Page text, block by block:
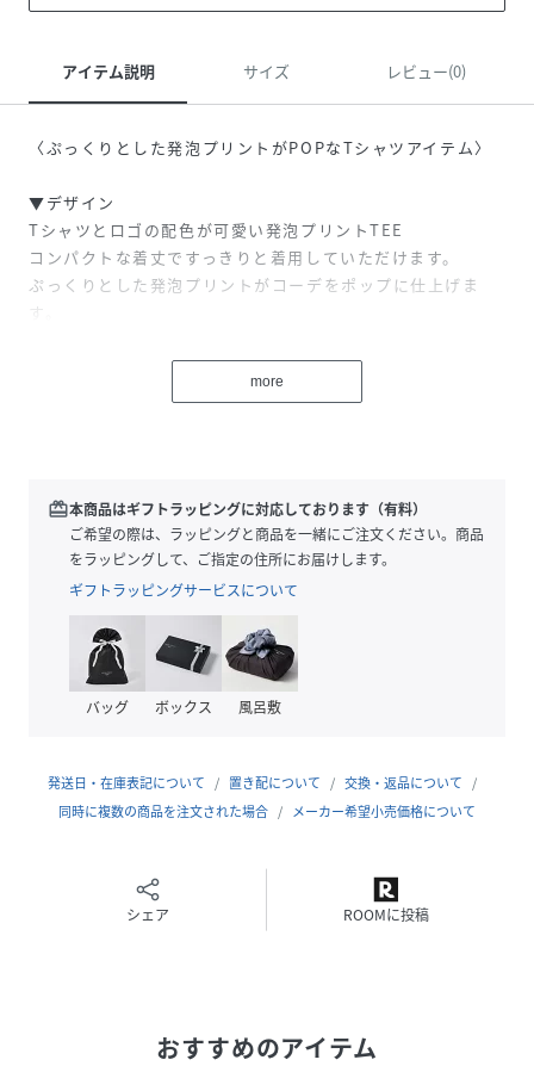
アイテム説明 サイズ レビュー(0)
〈ぷっくりとした発泡プリントがPOPなTシャツアイテム〉
▼デザイン
Tシャツとロゴの配色が可愛い発泡プリントTEE
コンパクトな着丈ですっきりと着用していただけます。
ぷっくりとした発泡プリントがコーデをポップに仕上げま
す。
------------------------------
生地感：普通
伸縮性：ある
透け感：なし
裏地：なし
------------------------------
自分らしい“ベーシックアイテム”と
新しい自分の”トレンドアイテム”が
女性のためのブランド
※撮影環境やモニター環境によって実際の商品とお色味が
more
redeem本商品はギフトラッピングに対応しております（有料）
ご希望の際は、ラッピングと商品を一緒にご注文ください。商品
をラッピングして、ご指定の住所にお届けします。
ギフトラッピングサービスについて
バッグ ボックス 風呂敷
発送日・在庫表記について 置き配について
交換・返品について
同時に複数の商品を注文された場合
メーカー希望小売価格について
シェア ROOMに投稿
おすすめのアイテム